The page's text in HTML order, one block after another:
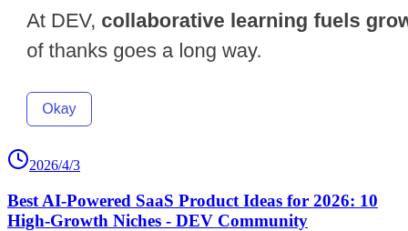
2026/4/3
Best AI-Powered SaaS Product Ideas for 2026: 10
High-Growth Niches - DEV Community